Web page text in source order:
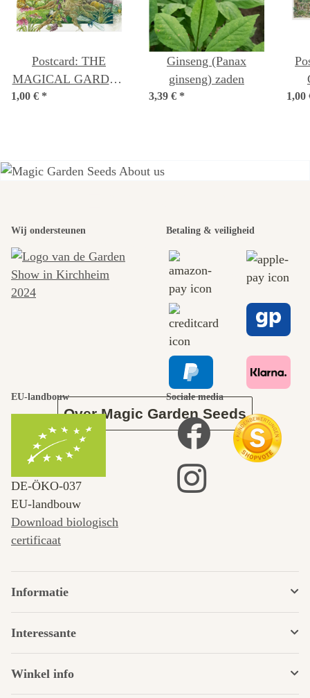
Postcard: THE
MAGICAL GARDEN
- hand-painted
1,00 € *
Ginseng (Panax
ginseng) zaden
3,39 € * 1,00
mooiste paden
naar onszelf
leidt door de
tuin.
Over Magic Garden Seeds
Wij ondersteunen Betaling & veiligheid
EU-landbouw
DE‑ÖKO‑037
EU-landbouw
Download biologisch
certificaat
Sociale media
Informatie
Interessante
Winkel info